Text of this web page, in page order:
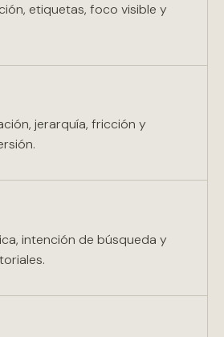
etiquetas, foco visible y
jerarquía, fricción y
intención de búsqueda y